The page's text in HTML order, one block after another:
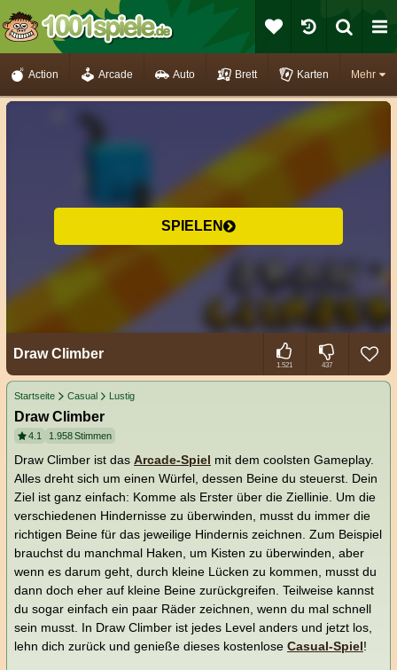
Mehr
Action Arcade Auto Brett Karten
SPIELEN
Draw Climber
1.521 437
Startseite Casual Lustig
Draw Climber
4.1 1.958Stimmen
Draw Climber ist das Arcade-Spiel mit dem coolsten Gameplay.
Alles dreht sich um einen Würfel, dessen Beine du steuerst. Dein
Ziel ist ganz einfach: Komme als Erster über die Ziellinie. Um die
verschiedenen Hindernisse zu überwinden, musst du immer die
richtigen Beine für das jeweilige Hindernis zeichnen. Zum Beispiel
brauchst du manchmal Haken, um Kisten zu überwinden, aber
wenn es darum geht, durch kleine Lücken zu kommen, musst du
dann doch eher auf kleine Beine zurückgreifen. Teilweise kannst
du sogar einfach ein paar Räder zeichnen, wenn du mal schnell
sein musst. In Draw Climber ist jedes Level anders und jetzt los,
lehn dich zurück und genieße dieses kostenlose Casual-Spiel!